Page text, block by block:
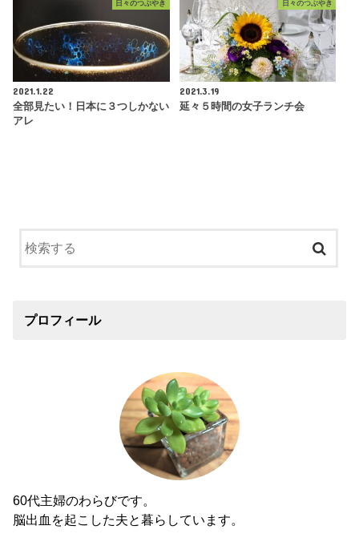
日々のつぶやき
2021.1.22
全部見たい！日本に３つしかない
アレ
日々のつぶやき
2021.3.19
延々５時間の女子ランチ会
プロフィール
60代主婦のわらびです。
脳出血を起こした夫と暮らしています。